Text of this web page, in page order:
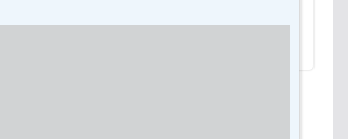
Dia 4 tem espetáculo em